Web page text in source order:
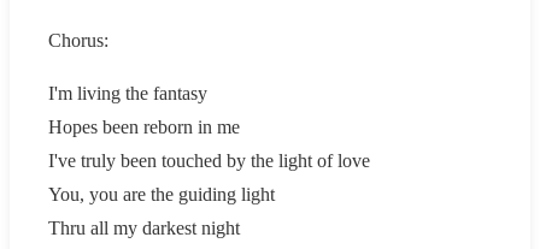
Chorus:
I'm living the fantasy
Hopes been reborn in me
I've truly been touched by the light of love
You, you are the guiding light
Thru all my darkest night